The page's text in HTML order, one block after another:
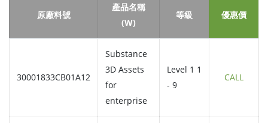
原廠料號
產品名稱
(W)
等級 優惠價
30001833CB01A12
Substance
3D Assets
for
enterprise
Level 1 1
- 9
CALL